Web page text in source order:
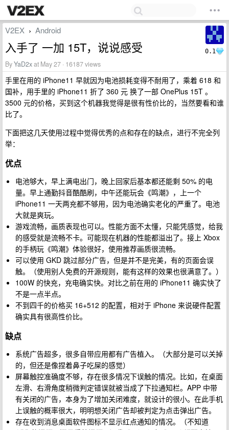
0.1
V2EX › Android
入手了 一加 15T，说说感受
ByYaD2xat May 27 · 16187 views
手里在用的 iPhone11 早就因为电池损耗变得不耐用了，乘着 618 和
国补，用手里的 iPhone11 折了 360 元 换了一部 OnePlus 15T 。
3500 元的价格，买到这个机器我觉得是很有性价比的，当然要看和谁
比了。
下面把这几天使用过程中觉得优秀的点和存在的缺点，进行不完全列
举：
优点
电池够大，早上满电出门，晚上回家后基本都还能剩 50% 的电
量。早上通勤抖音酷酷刷，中午还能玩会《鸣潮》，上一个
iPhone11 一天两充都不够用，因为电池确实老化的严重了。电池
大就是爽玩。
游戏流畅，画质表现也可以。性能方面不太懂，只能凭感觉，给我
的感受就是流畅不卡。可能现在机器的性能都溢出了。接上 Xbox
的手柄玩《鸣潮》体验很好，使用推荐画质很流畅。
可以使用 GKD 跳过部分广告，但是并不是完美，有的页面会误
触。（使用别人免费的开源规则，能有这样的效果也很满意了。）
100W 的快充，充电确实快。对比之前在用的 iPhone11 确实快了
不是一点半点。
不到四千的价格买 16+512 的配置，相对于 iPhone 来说硬件配置
确实具有很高性价比。
缺点
系统广告超多，很多自带应用都有广告植入。（大部分是可以关掉
的，但还是像捏着鼻子吃屎的感觉）
屏幕触控准确度不够，存在很多情况下误触的情况。比如，在桌面
左滑、右滑角度稍微判定错误就被当成了下拉通知栏。APP 中带
有关闭的广告，本身为了增加关闭难度，就设计的很小。在此手机
上误触的概率很大，明明想关闭广告却被判定为点击弹出广告。
存在收到消息桌面软件图标不显示红点通知的情况。（不知道